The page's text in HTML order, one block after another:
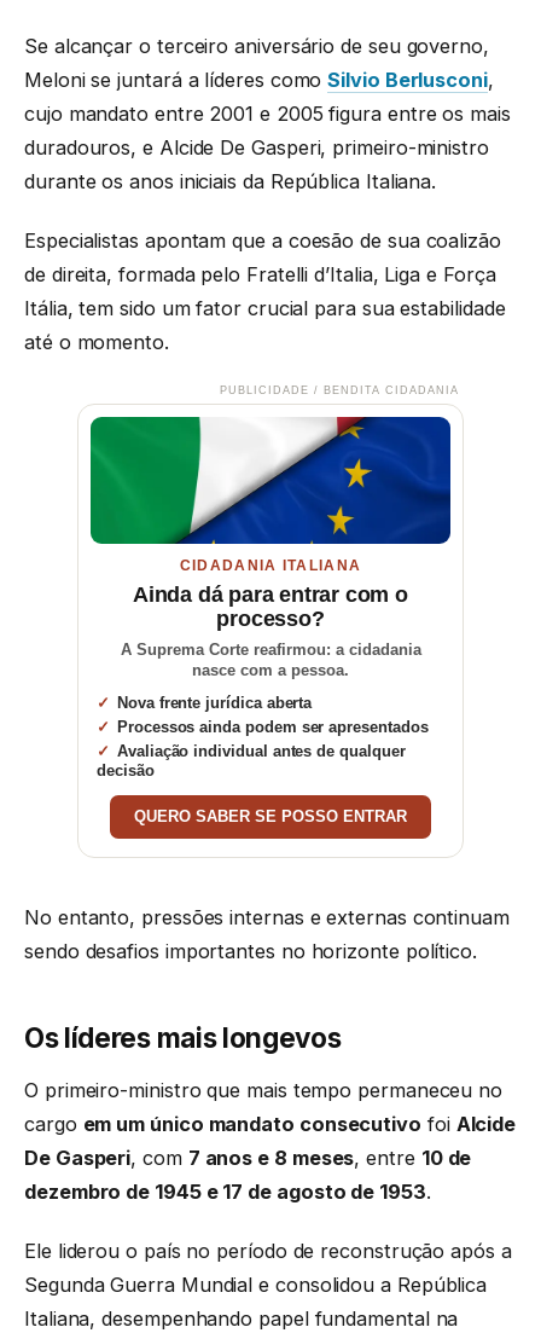
Se alcançar o terceiro aniversário de seu governo,
Meloni se juntará a líderes comoSilvio Berlusconi,
cujo mandato entre 2001 e 2005 figura entre os mais
duradouros, e Alcide De Gasperi, primeiro-ministro
durante os anos iniciais da República Italiana.
Especialistas apontam que a coesão de sua coalizão
de direita, formada pelo Fratelli d’Italia, Liga e Força
Itália, tem sido um fator crucial para sua estabilidade
até o momento.
PUBLICIDADE / BENDITA CIDADANIA
CIDADANIA ITALIANA
Ainda dá para entrar com o
processo?
A Suprema Corte reafirmou: a cidadania
nasce com a pessoa.
Nova frente jurídica aberta
Processos ainda podem ser apresentados
Avaliação individual antes de qualquer
decisão
QUERO SABER SE POSSO ENTRAR
No entanto, pressões internas e externas continuam
sendo desafios importantes no horizonte político.
Os líderes mais longevos
O primeiro-ministro que mais tempo permaneceu no
cargo em um único mandato consecutivo foi Alcide
De Gasperi, com 7 anos e 8 meses, entre 10 de
dezembro de 1945 e 17 de agosto de 1953.
Ele liderou o país no período de reconstrução após a
Segunda Guerra Mundial e consolidou a República
Italiana, desempenhando papel fundamental na